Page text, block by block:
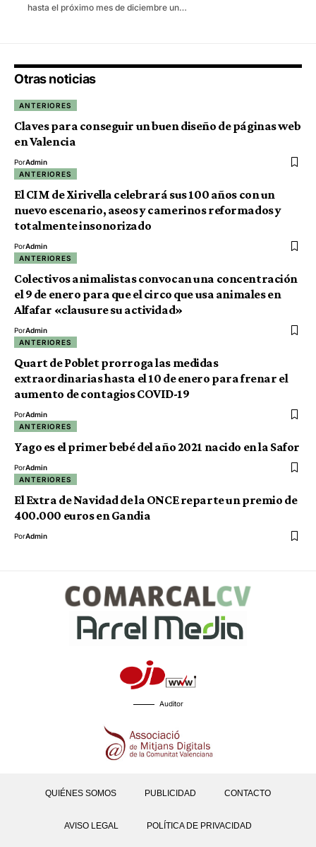
hasta el próximo mes de diciembre un…
Otras noticias
ANTERIORES
Claves para conseguir un buen diseño de páginas web
en Valencia
PorAdmin
ANTERIORES
El CIM de Xirivella celebrará sus 100 años con un
nuevo escenario, aseos y camerinos reformados y
totalmente insonorizado
PorAdmin
ANTERIORES
Colectivos animalistas convocan una concentración
el 9 de enero para que el circo que usa animales en
Alfafar «clausure su actividad»
PorAdmin
ANTERIORES
Quart de Poblet prorroga las medidas
extraordinarias hasta el 10 de enero para frenar el
aumento de contagios COVID-19
PorAdmin
ANTERIORES
Yago es el primer bebé del año 2021 nacido en la Safor
PorAdmin
ANTERIORES
El Extra de Navidad de la ONCE reparte un premio de
400.000 euros en Gandia
PorAdmin
Auditor
QUIÉNES SOMOS PUBLICIDAD CONTACTO
AVISO LEGAL POLÍTICA DE PRIVACIDAD